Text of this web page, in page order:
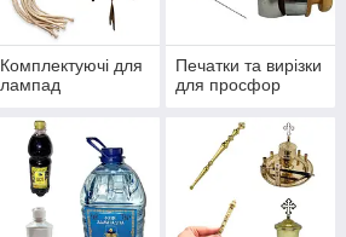
Комплектуючі для
лампад
Печатки та вирізки
для просфор